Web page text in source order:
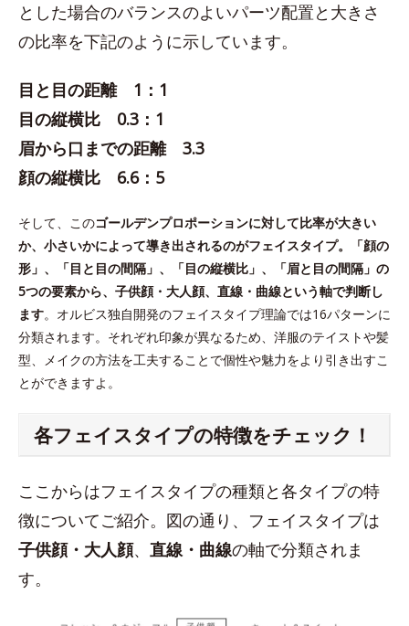
とした場合のバランスのよいパーツ配置と大きさ
の比率を下記のように示しています。
目と目の距離 1：1
目の縦横比 0.3：1
眉から口までの距離 3.3
顔の縦横比 6.6：5
そして、このゴールデンプロポーションに対して比率が大きい
か、小さいかによって導き出されるのがフェイスタイプ。「顔の
形」、「目と目の間隔」、「目の縦横比」、「眉と目の間隔」の
5つの要素から、子供顔・大人顔、直線・曲線という軸で判断し
ます。オルビス独自開発のフェイスタイプ理論では16パターンに
分類されます。それぞれ印象が異なるため、洋服のテイストや髪
型、メイクの方法を工夫することで個性や魅力をより引き出すこ
とができますよ。
各フェイスタイプの特徴をチェック！
ここからはフェイスタイプの種類と各タイプの特
徴についてご紹介。図の通り、フェイスタイプは
子供顔・大人顔、 直線・曲線の軸で分類されま
す。